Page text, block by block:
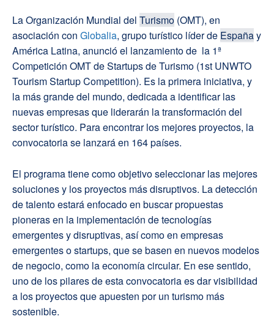
La Organización Mundial del Turismo (OMT), en
asociación con Globalia, grupo turístico líder de Españay
América Latina, anunció el lanzamiento de la 1ª
Competición OMT de Startups de Turismo (1st UNWTO
Tourism Startup Competition). Es la primera iniciativa, y
la más grande del mundo, dedicada a identificar las
nuevas empresas que liderarán la transformación del
sector turístico. Para encontrar los mejores proyectos, la
convocatoria se lanzará en 164 países.
El programa tiene como objetivo seleccionar las mejores
soluciones y los proyectos más disruptivos. La detección
de talento estará enfocado en buscar propuestas
pioneras en la implementación de tecnologías
emergentes y disruptivas, así como en empresas
emergentes o startups, que se basen en nuevos modelos
de negocio, como la economía circular. En ese sentido,
uno de los pilares de esta convocatoria es dar visibilidad
a los proyectos que apuesten por un turismo más
sostenible.